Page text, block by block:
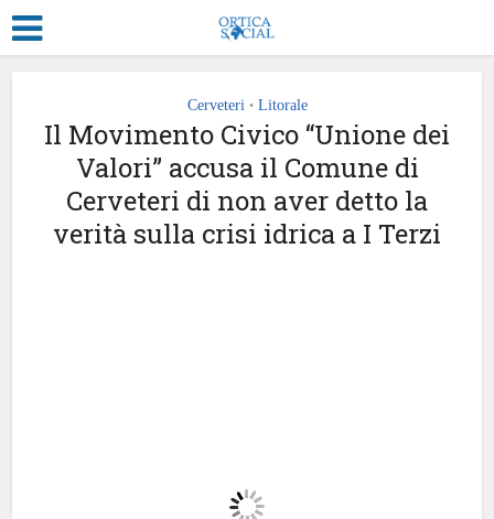
Cerveteri • Litorale
Il Movimento Civico “Unione dei
Valori” accusa il Comune di
Cerveteri di non aver detto la
verità sulla crisi idrica a I Terzi